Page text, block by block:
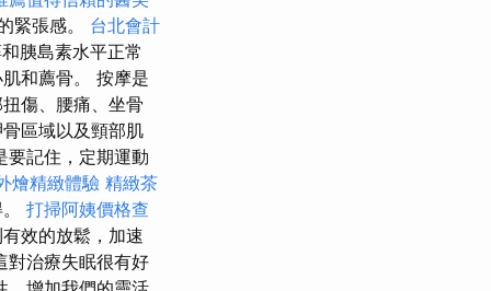
緊張感。 台北會計
胰島素水平正常
和薦骨。 按摩是
傷、腰痛、坐骨
區域以及頸部肌
要記住，定期運動
燴精緻體驗 精緻茶
打掃阿姨價格查
效的放鬆，加速
對治療失眠很有好